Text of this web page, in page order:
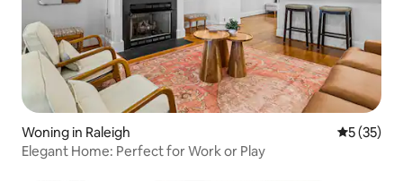
Woning in Raleigh
5 (35)
Elegant Home: Perfect for Work or Play